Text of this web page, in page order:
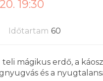
19:30
Időtartam 60
mágikus erdő, a
és a